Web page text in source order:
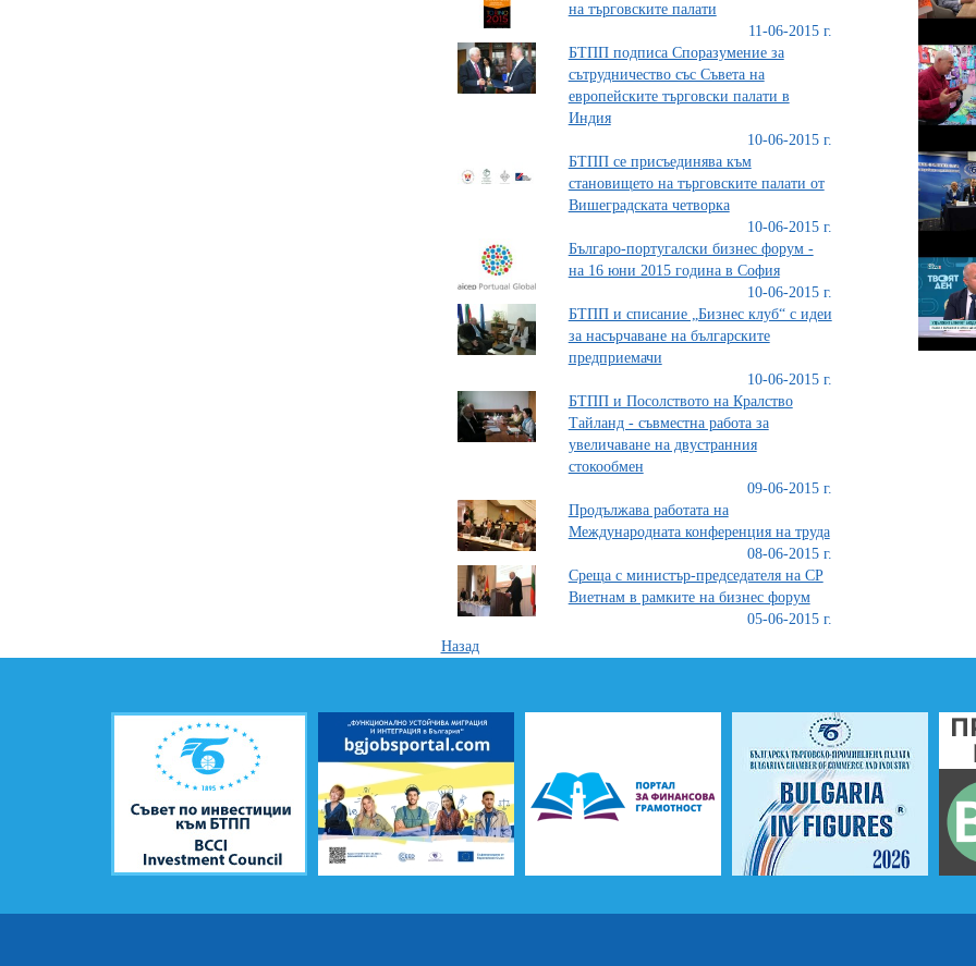
на търговските палати
11-06-2015 г.
БТПП подписа Споразумение за
сътрудничество със Съвета на
европейските търговски палати в
Индия
10-06-2015 г.
БТПП се присъединява към
становището на търговските палати от
Вишеградската четворка
10-06-2015 г.
Българо-португалски бизнес форум -
на 16 юни 2015 година в София
10-06-2015 г.
БТПП и списание „Бизнес клуб“ с идеи
за насърчаване на българските
предприемачи
10-06-2015 г.
БТПП и Посолството на Кралство
Тайланд - съвместна работа за
увеличаване на двустранния
стокообмен
09-06-2015 г.
Продължава работата на
Международната конференция на труда
08-06-2015 г.
Среща с министър-председателя на СР
Виетнам в рамките на бизнес форум
05-06-2015 г.
Назад